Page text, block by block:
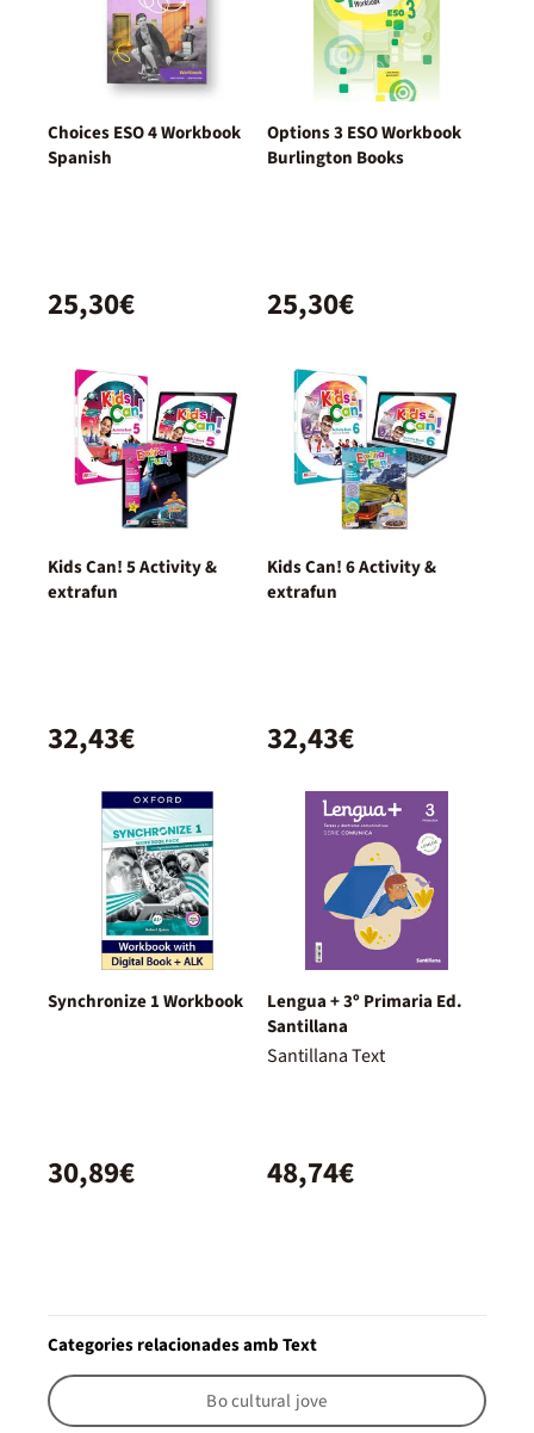
Choices ESO 4 Workbook
Spanish
25,30€
Options 3 ESO Workbook
Burlington Books
25,30€
Kids Can! 5 Activity &
extrafun
32,43€
Kids Can! 6 Activity &
extrafun
32,43€
Synchronize 1 Workbook
30,89€
Lengua + 3º Primaria Ed.
Santillana
Santillana Text
48,74€
Categories relacionades amb Text
Bo cultural jove